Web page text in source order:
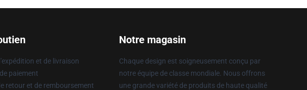
et de livraison
paiement
retour et de remboursement
Notre magasin
Chaque design est soigneusement conçu par
notre équipe de classe mondiale. Nous offrons
une grande variété de produits de haute qualité